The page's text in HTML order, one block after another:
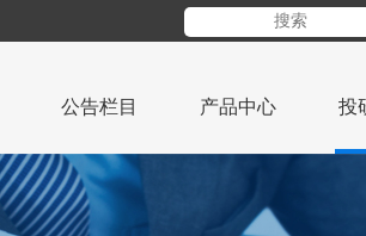
公告栏目 产品中心 投